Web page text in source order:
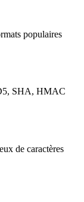
populaires
SHA, HMAC
de caractères